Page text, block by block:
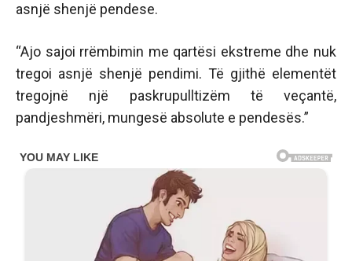
asnjë shenjë pendese.
“Ajo sajoi rrëmbimin me qartësi ekstreme dhe nuk
tregoi asnjë shenjë pendimi. Të gjithë elementët
tregojnë një paskrupulltizëm të veçantë,
pandjeshmëri, mungesë absolute e pendesës.”